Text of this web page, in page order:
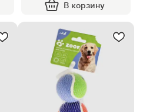
В корзину